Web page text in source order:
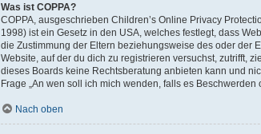
Was ist COPPA?
COPPA, ausgeschrieben Children’s Online Privacy
1998) ist ein Gesetz in den USA, welches festlegt, dass
die Zustimmung der Eltern beziehungsweise des oder der
Website, auf der du dich zu registrieren versuchst, zutrifft,
dieses Boards keine Rechtsberatung anbieten kann und
Frage „An wen soll ich mich wenden, falls es
Nach oben